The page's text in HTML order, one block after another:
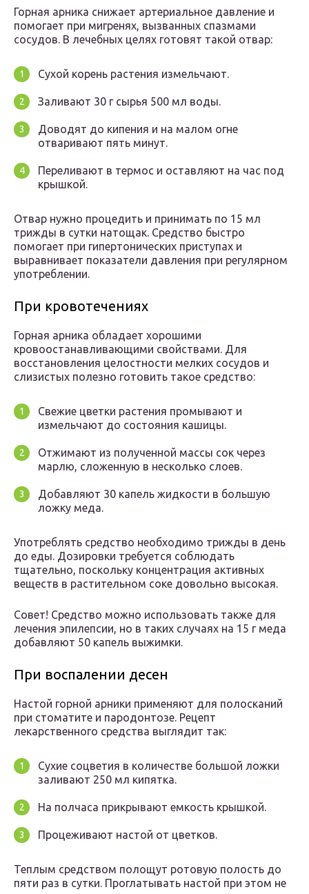
Горная арника снижает артериальное давление и
помогает при мигренях, вызванных спазмами
сосудов. В лечебных целях готовят такой отвар:
Сухой корень растения измельчают.
Заливают 30 г сырья 500 мл воды.
Доводят до кипения и на малом огне
отваривают пять минут.
Переливают в термос и оставляют на час под
крышкой.
Отвар нужно процедить и принимать по 15 мл
трижды в сутки натощак. Средство быстро
помогает при гипертонических приступах и
выравнивает показатели давления при регулярном
употреблении.
При кровотечениях
Горная арника обладает хорошими
кровоостанавливающими свойствами. Для
восстановления целостности мелких сосудов и
слизистых полезно готовить такое средство:
Свежие цветки растения промывают и
измельчают до состояния кашицы.
Отжимают из полученной массы сок через
марлю, сложенную в несколько слоев.
Добавляют 30 капель жидкости в большую
ложку меда.
Употреблять средство необходимо трижды в день
до еды. Дозировки требуется соблюдать
тщательно, поскольку концентрация активных
веществ в растительном соке довольно высокая.
Совет! Средство можно использовать также для
лечения эпилепсии, но в таких случаях на 15 г меда
добавляют 50 капель выжимки.
При воспалении десен
Настой горной арники применяют для полосканий
при стоматите и пародонтозе. Рецепт
лекарственного средства выглядит так:
Сухие соцветия в количестве большой ложки
заливают 250 мл кипятка.
На полчаса прикрывают емкость крышкой.
Процеживают настой от цветков.
Теплым средством полощут ротовую полость до
пяти раз в сутки. Проглатывать настой при этом не